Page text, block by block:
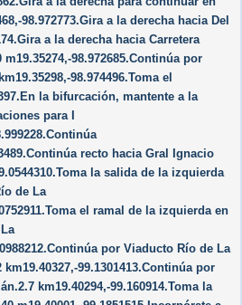
98.972773.Gira a la derecha hacia Del
a la derecha hacia Carretera
98.972685.Continúa por
98.974496.Toma el
la bifurcación, mantente a la
para I
recto hacia Gral Ignacio
la salida de la izquierda
de La
el ramal de la izquierda en
por Viaducto Río de La
99.1301413.Continúa por
km19.40294,-99.160914.Toma la